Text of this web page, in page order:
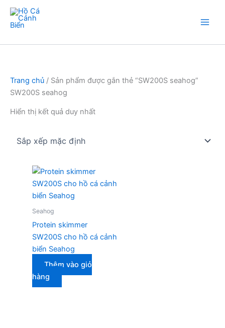
Nhảy
Trang chủ / Sản phẩm được gắn thẻ “SW200S seahog”
SW200S seahog
Hiển thị kết quả duy nhất
Seahog
Protein skimmer
SW200S cho hồ cá cảnh
biển Seahog
Thêm vào giỏ
hàng